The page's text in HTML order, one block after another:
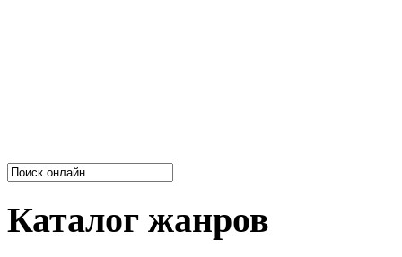
Каталог жанров